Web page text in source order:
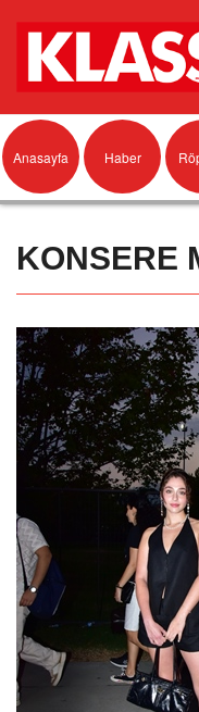
Anasayfa Haber
KONSERE